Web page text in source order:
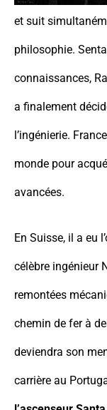
et suit
philosophie.
connaissances,
a finalement
l’ingénierie.
monde pour
avancées.
En Suisse, il a eu
célèbre ingénieur
remontées
chemin de fer à
deviendra son
carrière au